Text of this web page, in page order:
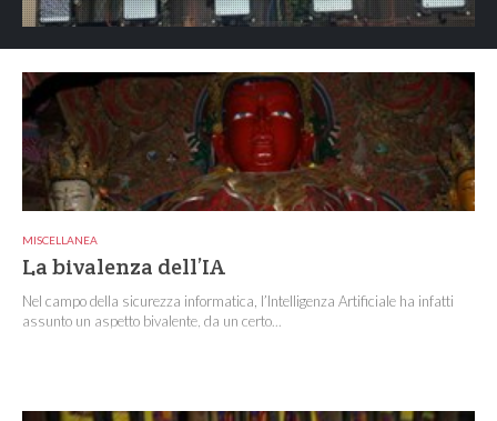
MISCELLANEA
La bivalenza dell’IA
Nel campo della sicurezza informatica, l’Intelligenza Artificiale ha infatti
assunto un aspetto bivalente, da un certo...